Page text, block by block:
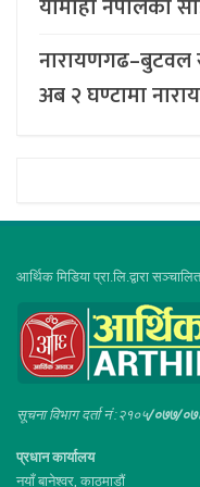
नारायणगढ–बुटवल
अब २ घण्टामा
आर्थिक मिडिया प्रा.लि.द्वारा सञ्चालित
सूचना विभाग दर्ता नं :२१०५/०७७/
प्रधान कार्यालय
नयाँ बानेश्वर, काठमाडौं